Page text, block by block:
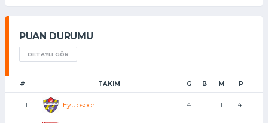
PUAN DURUMU
DETAYLI GÖR
# TAKIM G B M P
1 Eyüpspor 4 1 1 41